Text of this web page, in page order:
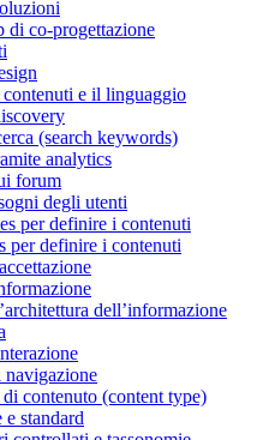
di co-progettazione
e il linguaggio
(search keywords)
analytics
forum
degli utenti
per definire i contenuti
per definire i contenuti
dell’informazione
navigazione
contenuto (content type)
standard